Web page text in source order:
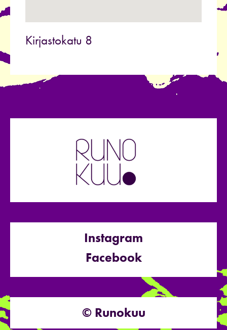
Kirjastokatu 8
Instagram
Facebook
© Runokuu